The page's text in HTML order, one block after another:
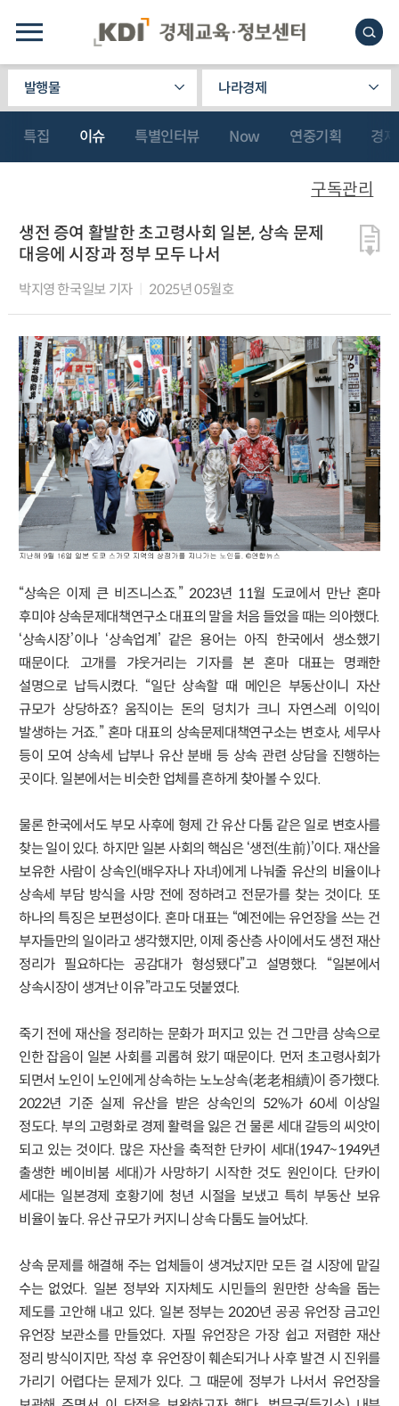
발행물 나라경제
특집 이슈 특별인터뷰 Now 연중기획 경
생전 증여 활발한 초고령사회 일본, 상속 문제
대응에 시장과 정부 모두 나서
박지영 한국일보 기자 2025년 05월호
“상속은 이제 큰 비즈니스죠.” 2023년 11월 도쿄에서 만난 혼마
후미야 상속문제대책연구소 대표의 말을 처음 들었을 때는 의아했다.
‘상속시장’이나 ‘상속업계’ 같은 용어는 아직 한국에서 생소했기
때문이다. 고개를 갸웃거리는 기자를 본 혼마 대표는 명쾌한
설명으로 납득시켰다. “일단 상속할 때 메인은 부동산이니 자산
규모가 상당하죠? 움직이는 돈의 덩치가 크니 자연스레 이익이
발생하는 거죠.” 혼마 대표의 상속문제대책연구소는 변호사, 세무사
등이 모여 상속세 납부나 유산 분배 등 상속 관련 상담을 진행하는
곳이다. 일본에서는 비슷한 업체를 흔하게 찾아볼 수 있다.
물론 한국에서도 부모 사후에 형제 간 유산 다툼 같은 일로 변호사를
찾는 일이 있다. 하지만 일본 사회의 핵심은 ‘생전(生前)’이다. 재산을
보유한 사람이 상속인(배우자나 자녀)에게 나눠줄 유산의 비율이나
상속세 부담 방식을 사망 전에 정하려고 전문가를 찾는 것이다. 또
하나의 특징은 보편성이다. 혼마 대표는 “예전에는 유언장을 쓰는 건
부자들만의 일이라고 생각했지만, 이제 중산층 사이에서도 생전 재산
정리가 필요하다는 공감대가 형성됐다”고 설명했다. “일본에서
상속시장이 생겨난 이유”라고도 덧붙였다.
죽기 전에 재산을 정리하는 문화가 퍼지고 있는 건 그만큼 상속으로
인한 잡음이 일본 사회를 괴롭혀 왔기 때문이다. 먼저 초고령사회가
되면서 노인이 노인에게 상속하는 노노상속(老老相續)이 증가했다.
2022년 기준 실제 유산을 받은 상속인의 52%가 60세 이상일
정도다. 부의 고령화로 경제 활력을 잃은 건 물론 세대 갈등의 씨앗이
되고 있는 것이다. 많은 자산을 축적한 단카이 세대(1947~1949년
출생한 베이비붐 세대)가 사망하기 시작한 것도 원인이다. 단카이
세대는 일본경제 호황기에 청년 시절을 보냈고 특히 부동산 보유
비율이 높다. 유산 규모가 커지니 상속 다툼도 늘어났다.
상속 문제를 해결해 주는 업체들이 생겨났지만 모든 걸 시장에 맡길
수는 없었다. 일본 정부와 지자체도 시민들의 원만한 상속을 돕는
제도를 고안해 내고 있다. 일본 정부는 2020년 공공 유언장 금고인
유언장 보관소를 만들었다. 자필 유언장은 가장 쉽고 저렴한 재산
정리 방식이지만, 작성 후 유언장이 훼손되거나 사후 발견 시 진위를
가리기 어렵다는 문제가 있다. 그 때문에 정부가 나서서 유언장을
구독관리